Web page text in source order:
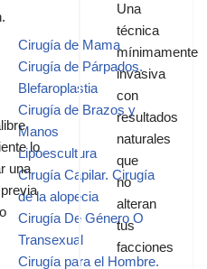
Cirugía de Mama
Cirugía de Párpados.
Blefaroplastia
Cirugía de Brazos y
Manos
Lipoescultura
Cirugía Capilar. Cirugía
de la alopecia
Cirugía De Género O
Transexual
Cirugía para el Hombre.
lo
una
Una
técnica
mínimamente
invasiva
con
resultados
naturales
que
no
alteran
tus
facciones